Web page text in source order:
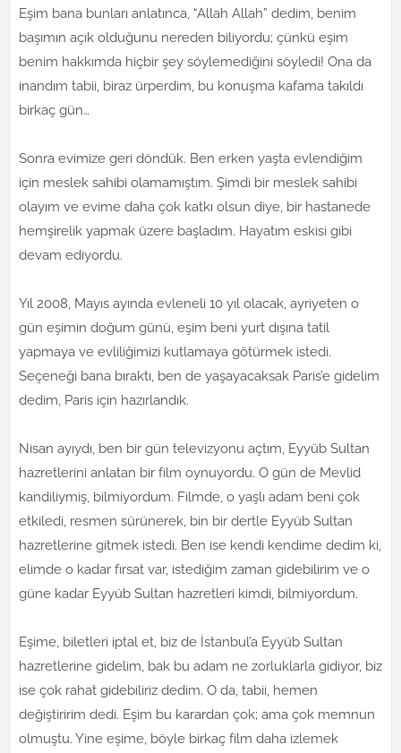
Eşim bana bunları anlatınca, “Allah Allah” dedim, benim
başımın açık olduğunu nereden biliyordu; çünkü eşim
benim hakkımda hiçbir şey söylemediğini söyledi! Ona da
inandım tabii, biraz ürperdim, bu konuşma kafama takıldı
birkaç gün…
Sonra evimize geri döndük. Ben erken yaşta evlendiğim
için meslek sahibi olamamıştım. Şimdi bir meslek sahibi
olayım ve evime daha çok katkı olsun diye, bir hastanede
hemşirelik yapmak üzere başladım. Hayatım eskisi gibi
devam ediyordu.
Yıl 2008, Mayıs ayında evleneli 10 yıl olacak, ayriyeten o
gün eşimin doğum günü, eşim beni yurt dışına tatil
yapmaya ve evliliğimizi kutlamaya götürmek istedi.
Seçeneği bana bıraktı, ben de yaşayacaksak Paris’e gidelim
dedim, Paris için hazırlandık.
Nisan ayıydı, ben bir gün televizyonu açtım, Eyyüb Sultan
hazretlerini anlatan bir film oynuyordu. O gün de Mevlid
kandiliymiş, bilmiyordum. Filmde, o yaşlı adam beni çok
etkiledi, resmen sürünerek, bin bir dertle Eyyüb Sultan
hazretlerine gitmek istedi. Ben ise kendi kendime dedim ki,
elimde o kadar fırsat var, istediğim zaman gidebilirim ve o
güne kadar Eyyüb Sultan hazretleri kimdi, bilmiyordum.
Eşime, biletleri iptal et, biz de İstanbul’a Eyyüb Sultan
hazretlerine gidelim, bak bu adam ne zorluklarla gidiyor, biz
ise çok rahat gidebiliriz dedim. O da, tabii, hemen
değiştiririm dedi. Eşim bu karardan çok; ama çok memnun
olmuştu. Yine eşime, böyle birkaç film daha izlemek